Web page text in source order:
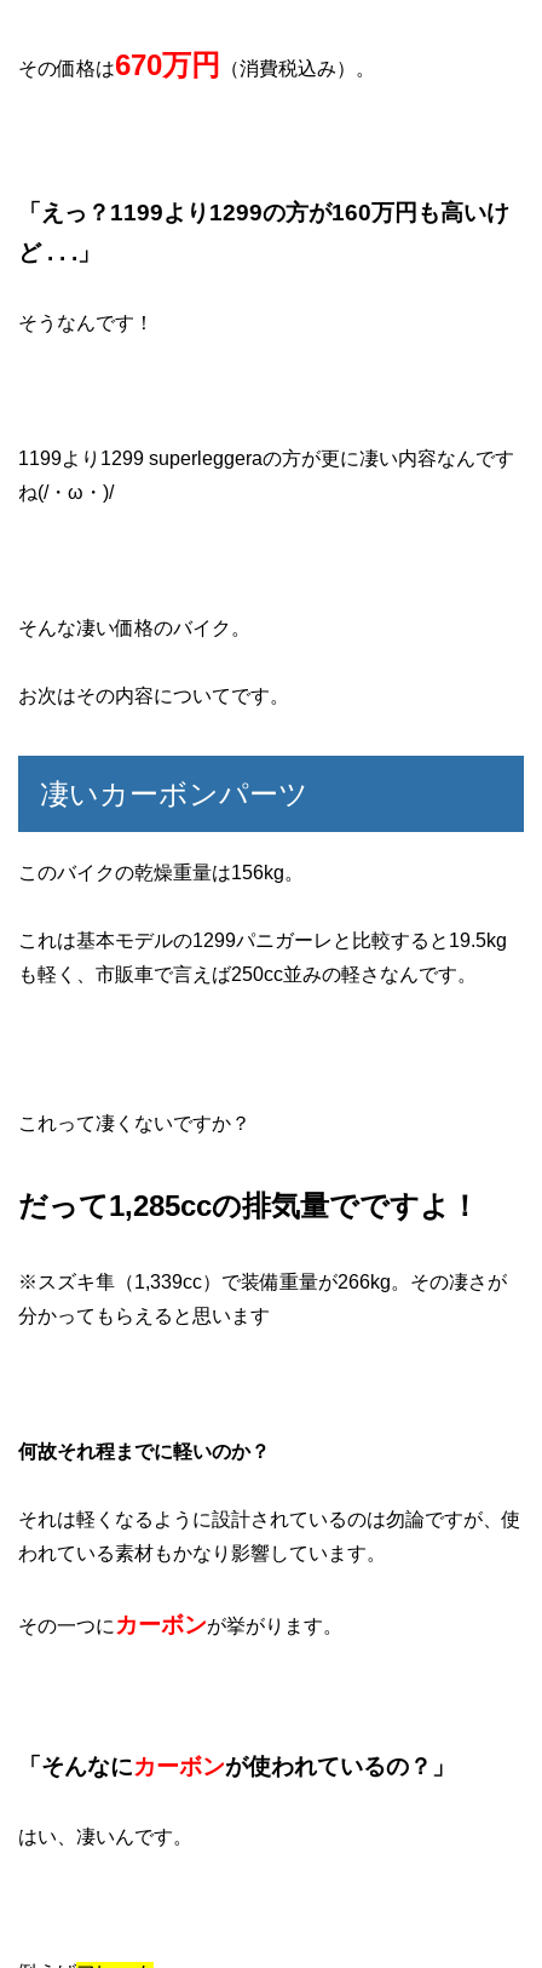
その価格は670万円 （消費税込み）。
「えっ？1199より1299の方が160万円も高いけ
ど . . .」
そうなんです！
1199より1299 superleggeraの方が更に凄い内容なんです
ね(/・ω・)/
そんな凄い価格のバイク。
お次はその内容についてです。
凄いカーボンパーツ
このバイクの乾燥重量は156kg。
これは基本モデルの1299パニガーレと比較すると19.5kg
も軽く、市販車で言えば250cc並みの軽さなんです。
これって凄くないですか？
だって1,285ccの排気量でですよ！
※スズキ隼（1,339cc）で装備重量が266kg。その凄さが
分かってもらえると思います
何故それ程までに軽いのか？
それは軽くなるように設計されているのは勿論ですが、使
われている素材もかなり影響しています。
その一つに カーボンが挙がります。
「そんなにカーボンが使われているの？」
はい、凄いんです。